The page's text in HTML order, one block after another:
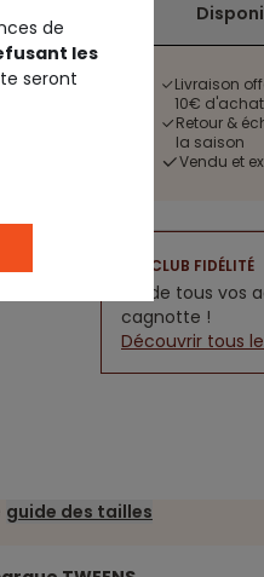
Livraison
10€ d'achat
Retour &
la saison
Vendu et
CLUB FIDÉLITÉ
5% de tous
cagnotte !
Découvrir tous
guide des tailles
de
les
seront